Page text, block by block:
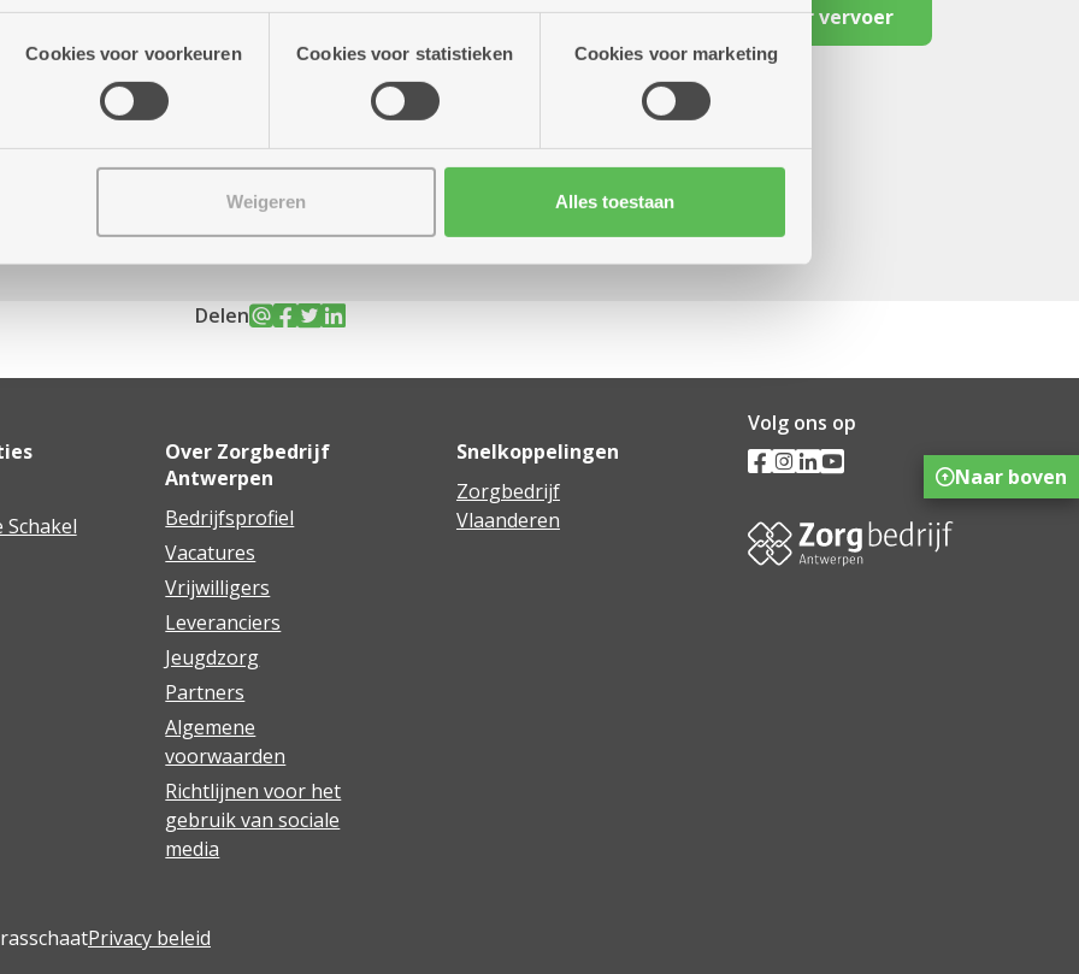
onze site voor social media, advertenties en analyse. Deze partners kunnen deze gegevens
die je aan hen verstrekte.
Cookies voor voorkeuren Cookies voor statistieken Cookies voor marketing
Weigeren Alles toestaan
13.00 uur
een stukje vlaai en een
Reserveer vervoer
Assistentiewoningen Kronenburg
Van Duyststraat 188 - 194
Delen
Schakel
Over Zorgbedrijf
Antwerpen
Bedrijfsprofiel
Vacatures
Vrijwilligers
Leveranciers
Jeugdzorg
Partners
Algemene
voorwaarden
Richtlijnen voor het
gebruik van sociale
media
Snelkoppelingen
Zorgbedrijf
Vlaanderen
Volg ons op
Privacy beleid
Naar boven